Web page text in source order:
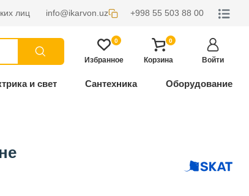
лиц info@ikarvon.uz +998 55 503 88 00
0
Избранное
0
Корзина Войти
и свет Сантехника Оборудование